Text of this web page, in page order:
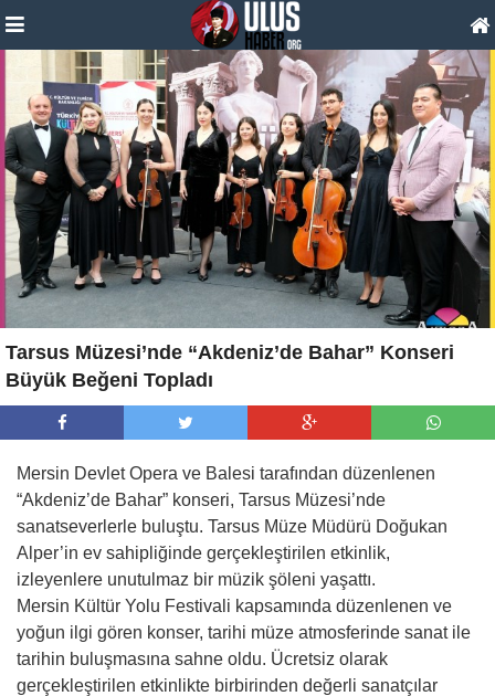
Tarsus Müzesi’nde “Akdeniz’de Bahar” Konseri
Büyük Beğeni Topladı
Mersin Devlet Opera ve Balesi tarafından düzenlenen
“Akdeniz’de Bahar” konseri, Tarsus Müzesi’nde
sanatseverlerle buluştu. Tarsus Müze Müdürü Doğukan
Alper’in ev sahipliğinde gerçekleştirilen etkinlik,
izleyenlere unutulmaz bir müzik şöleni yaşattı.
Mersin Kültür Yolu Festivali kapsamında düzenlenen ve
yoğun ilgi gören konser, tarihi müze atmosferinde sanat ile
tarihin buluşmasına sahne oldu. Ücretsiz olarak
gerçekleştirilen etkinlikte birbirinden değerli sanatçılar